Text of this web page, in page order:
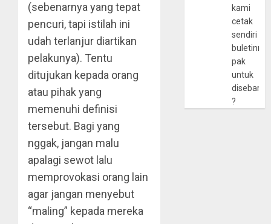
(sebenarnya yang tepat
pencuri, tapi istilah ini
udah terlanjur diartikan
pelakunya). Tentu
ditujukan kepada orang
atau pihak yang
memenuhi definisi
tersebut. Bagi yang
nggak, jangan malu
apalagi sewot lalu
memprovokasi orang lain
agar jangan menyebut
“maling” kepada mereka
kami
cetak
sendiri
pak
untuk
?